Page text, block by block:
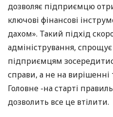
дозволяє підприємцю
ключові фінансові
дахом». Такий підхід
адміністрування, спрощує
підприємцям
справи, а не на
Головне -на старті
дозволить все це втілити.